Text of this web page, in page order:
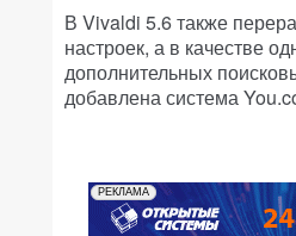
В Vivaldi 5.6 также
настроек, а в качестве
дополнительных
добавлена система
РЕКЛАМА